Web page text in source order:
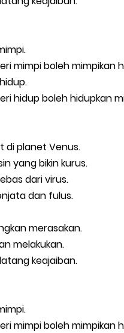
Tak Terlupakan
mimpi boleh mimpikan
hidup boleh hidupkan
di planet Venus.
yang bikin kurus.
dari virus.
dan fulus.
merasakan.
melakukan.
keajaiban.
mimpi boleh mimpikan